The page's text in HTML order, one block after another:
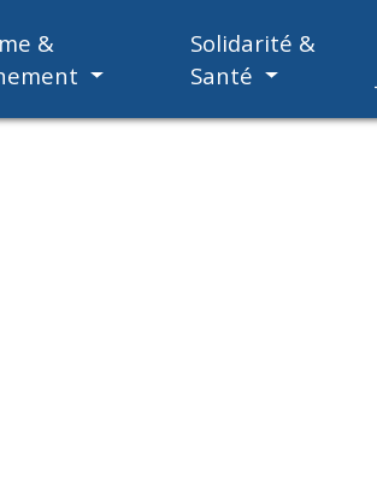
&
Solidarité &
Santé